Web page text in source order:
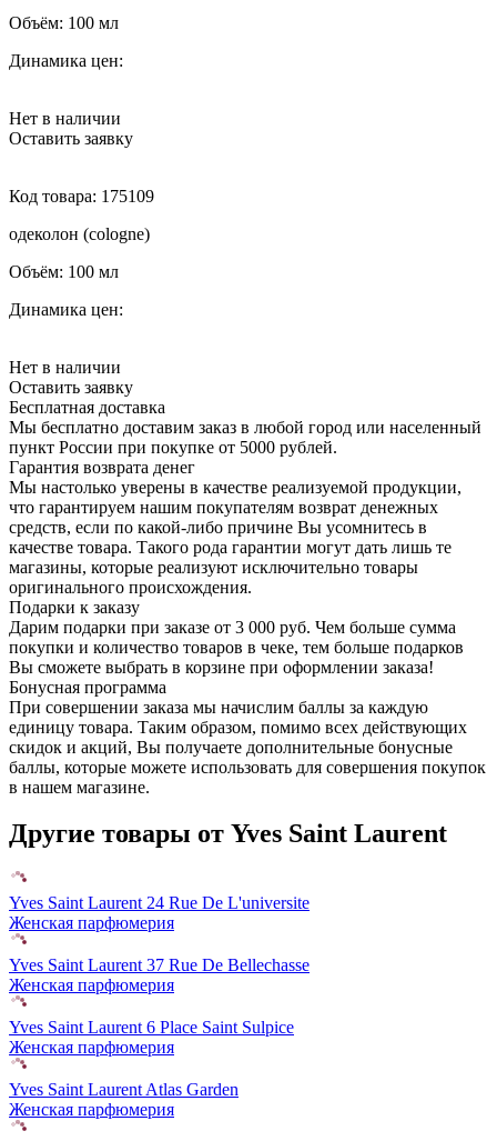
Объём: 100 мл
Динамика цен:
Нет в наличии
Оставить заявку
Код товара: 175109
одеколон (cologne)
Объём: 100 мл
Динамика цен:
Нет в наличии
Оставить заявку
Бесплатная доставка
Мы бесплатно доставим заказ в любой город или населенный
пункт России при покупке от 5000 рублей.
Гарантия возврата денег
Мы настолько уверены в качестве реализуемой продукции,
что гарантируем нашим покупателям возврат денежных
средств, если по какой-либо причине Вы усомнитесь в
качестве товара. Такого рода гарантии могут дать лишь те
магазины, которые реализуют исключительно товары
оригинального происхождения.
Подарки к заказу
Дарим подарки при заказе от 3 000 руб. Чем больше сумма
покупки и количество товаров в чеке, тем больше подарков
Вы сможете выбрать в корзине при оформлении заказа!
Бонусная программа
При совершении заказа мы начислим баллы за каждую
единицу товара. Таким образом, помимо всех действующих
скидок и акций, Вы получаете дополнительные бонусные
баллы, которые можете использовать для совершения покупок
в нашем магазине.
Другие товары от Yves Saint Laurent
Yves Saint Laurent 24 Rue De L'universite
Женская парфюмерия
Yves Saint Laurent 37 Rue De Bellechasse
Женская парфюмерия
Yves Saint Laurent 6 Place Saint Sulpice
Женская парфюмерия
Yves Saint Laurent Atlas Garden
Женская парфюмерия